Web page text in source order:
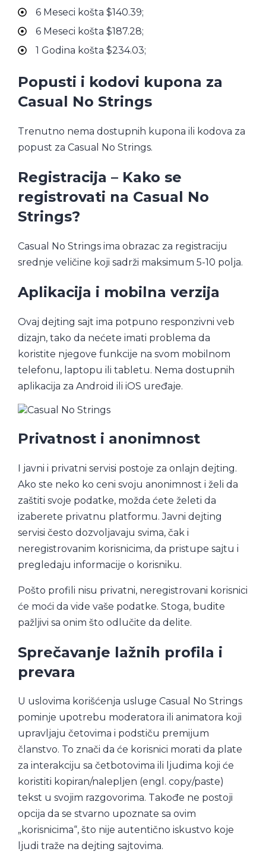
6 Meseci košta $140.39;
6 Meseci košta $187.28;
1 Godina košta $234.03;
Popusti i kodovi kupona za
Casual No Strings
Trenutno nema dostupnih kupona ili kodova za
popust za Casual No Strings.
Registracija – Kako se
registrovati na Casual No
Strings?
Casual No Strings ima obrazac za registraciju
srednje veličine koji sadrži maksimum 5-10 polja.
Aplikacija i mobilna verzija
Ovaj dejting sajt ima potpuno responzivni veb
dizajn, tako da nećete imati problema da
koristite njegove funkcije na svom mobilnom
telefonu, laptopu ili tabletu. Nema dostupnih
aplikacija za Android ili iOS uređaje.
Privatnost i anonimnost
I javni i privatni servisi postoje za onlajn dejting.
Ako ste neko ko ceni svoju anonimnost i želi da
zaštiti svoje podatke, možda ćete želeti da
izaberete privatnu platformu. Javni dejting
servisi često dozvoljavaju svima, čak i
neregistrovanim korisnicima, da pristupe sajtu i
pregledaju informacije o korisniku.
Pošto profili nisu privatni, neregistrovani korisnici
će moći da vide vaše podatke. Stoga, budite
pažljivi sa onim što odlučite da delite.
Sprečavanje lažnih profila i
prevara
U uslovima korišćenja usluge Casual No Strings
pominje upotrebu moderatora ili animatora koji
upravljaju četovima i podstiču premijum
članstvo. To znači da će korisnici morati da plate
za interakciju sa četbotovima ili ljudima koji će
koristiti kopiran/nalepljen (engl. copy/paste)
tekst u svojim razgovorima. Takođe ne postoji
opcija da se stvarno upoznate sa ovim
„korisnicima“, što nije autentično iskustvo koje
ljudi traže na dejting sajtovima.